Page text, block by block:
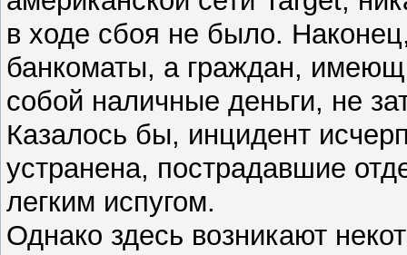
в ходе сбоя не было.
банкоматы, а граждан,
собой наличные деньги, не
Казалось бы, инцидент
устранена, пострадавшие
легким испугом.
Однако здесь возникают